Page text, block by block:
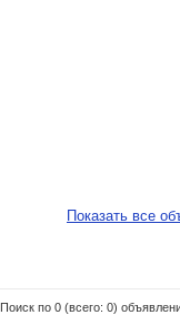
Показать все
Поиск по 0 (всего: 0)